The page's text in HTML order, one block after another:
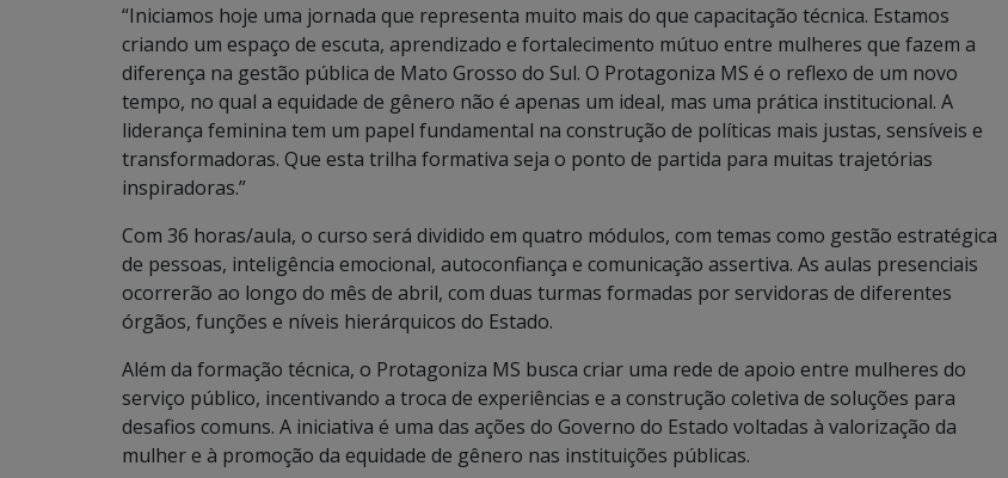
“Iniciamos hoje uma jornada que representa muito mais do que capacitação técnica. Estamos
criando um espaço de escuta, aprendizado e fortalecimento mútuo entre mulheres que fazem a
diferença na gestão pública de Mato Grosso do Sul. O Protagoniza MS é o reflexo de um novo
tempo, no qual a equidade de gênero não é apenas um ideal, mas uma prática institucional. A
liderança feminina tem um papel fundamental na construção de políticas mais justas, sensíveis e
transformadoras. Que esta trilha formativa seja o ponto de partida para muitas trajetórias
inspiradoras.”
Com 36 horas/aula, o curso será dividido em quatro módulos, com temas como gestão estratégica
de pessoas, inteligência emocional, autoconfiança e comunicação assertiva. As aulas presenciais
ocorrerão ao longo do mês de abril, com duas turmas formadas por servidoras de diferentes
órgãos, funções e níveis hierárquicos do Estado.
Além da formação técnica, o Protagoniza MS busca criar uma rede de apoio entre mulheres do
serviço público, incentivando a troca de experiências e a construção coletiva de soluções para
desafios comuns. A iniciativa é uma das ações do Governo do Estado voltadas à valorização da
mulher e à promoção da equidade de gênero nas instituições públicas.